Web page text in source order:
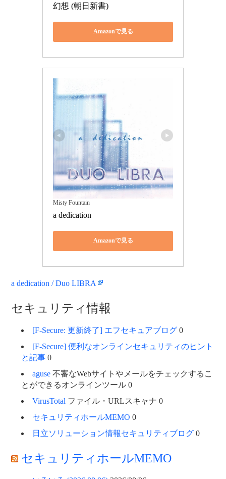
幻想 (朝日新書)
Amazonで見る
Misty Fountain
a dedication
Amazonで見る
a dedication / Duo LIBRA
セキュリティ情報
[F-Secure: 更新終了] エフセキュアブログ 0
[F-Secure] 便利なオンラインセキュリティのヒント
と記事 0
aguse 不審なWebサイトやメールをチェックするこ
とができるオンラインツール 0
VirusTotal ファイル・URLスキャナ 0
セキュリティホールMEMO 0
日立ソリューション情報セキュリティブログ 0
セキュリティホールMEMO